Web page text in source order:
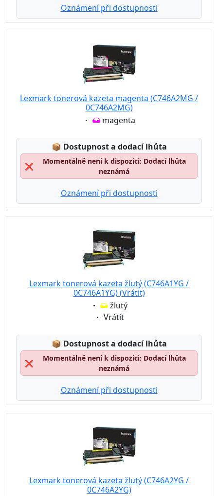
Oznámení při dostupnosti
Lexmark tonerová kazeta magenta (C746A2MG /
0C746A2MG)
Eigenschaft:
magenta
📦 Lagerstatus:
Dostupnost a dodací lhůta
❌
Momentálně není k dispozici: Dodací lhůta
neznámá
Oznámení při dostupnosti
Lexmark tonerová kazeta žlutý (C746A1YG /
0C746A1YG) (Vrátit)
Eigenschaft:
žlutý
Eigenschaft:
Vrátit
📦 Lagerstatus:
Dostupnost a dodací lhůta
❌
Momentálně není k dispozici: Dodací lhůta
neznámá
Oznámení při dostupnosti
Lexmark tonerová kazeta žlutý (C746A2YG /
0C746A2YG)